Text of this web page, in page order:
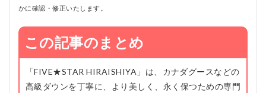
かに確認・修正いたします。
この記事のまとめ
「FIVE★STAR HIRAISHIYA」は、カナダグースなどの
高級ダウンを丁寧に、より美しく、永く保つための専門